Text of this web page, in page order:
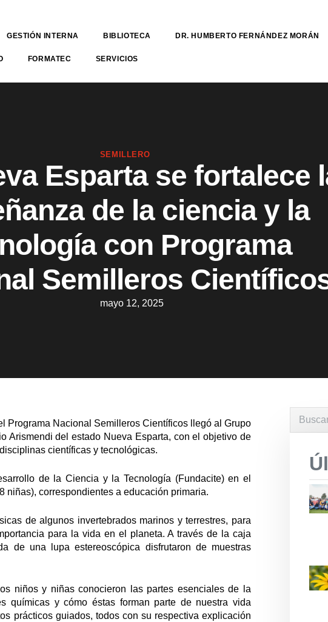
GESTIÓN INTERNA BIBLIOTECA DR. HUMBERTO FERNÁNDEZ MORÁN
FORMATEC SERVICIOS
SEMILLERO
Esparta se fortalece
de la ciencia y la
con Programa
Semilleros
mayo 12, 2025
Programa Nacional Semilleros Científicos llegó al Grupo
Arismendi del estado Nueva Esparta, con el objetivo de
científicas y tecnológicas.
de la Ciencia y la Tecnología (Fundacite) en el
niñas), correspondientes a educación primaria.
de algunos invertebrados marinos y terrestres, para
para la vida en el planeta. A través de la caja
de una lupa estereoscópica disfrutaron de muestras
niños y niñas conocieron las partes esenciales de la
químicas y cómo éstas forman parte de nuestra vida
prácticos guiados, todos con su respectiva explicación